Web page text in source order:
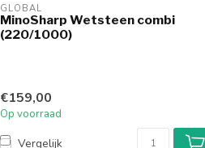
GLOBAL
MinoSharp Wetsteen combi
(220/1000)
€159,00
Op voorraad
Vergelijk